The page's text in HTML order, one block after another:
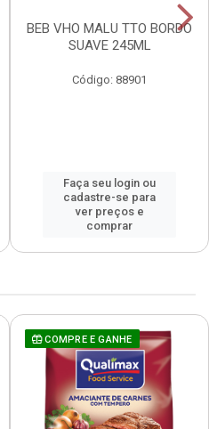
BEB VHO MALU TTO BORDO
SUAVE 245ML
Código: 88901
Faça seu login ou
cadastre-se para
ver preços e
comprar
COMPRE E GANHE